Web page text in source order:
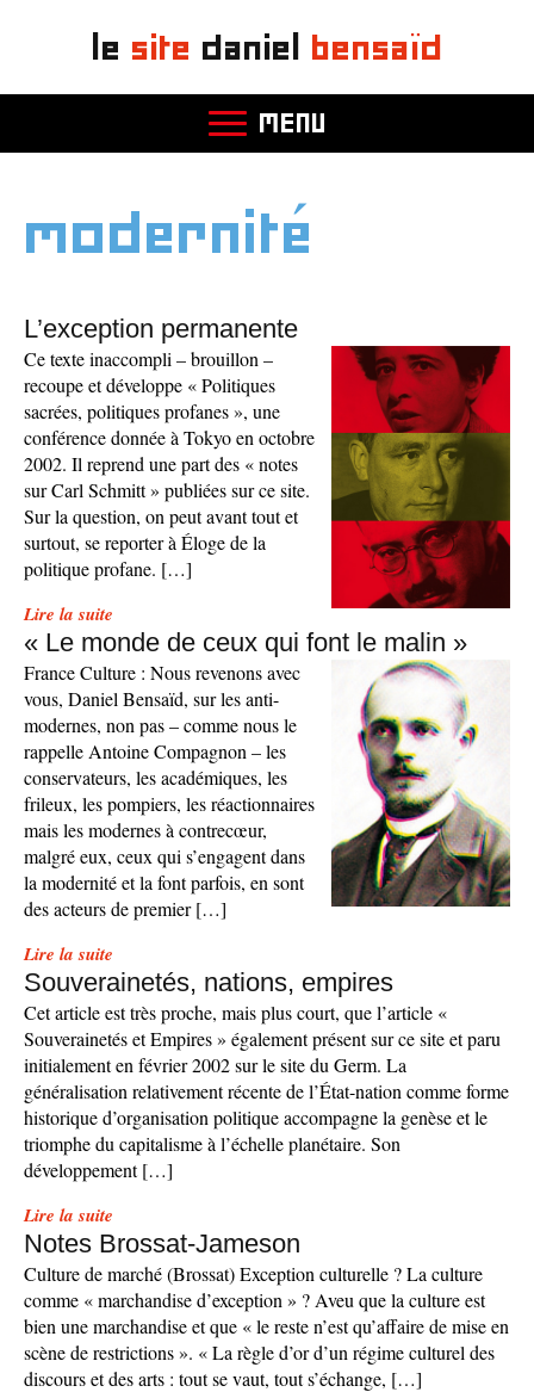
le site daniel bensaïd
MENU
modernité
L’exception permanente
Ce texte inaccompli – brouillon –
recoupe et développe « Politiques
sacrées, politiques profanes », une
conférence donnée à Tokyo en octobre
2002. Il reprend une part des « notes
sur Carl Schmitt » publiées sur ce site.
Sur la question, on peut avant tout et
surtout, se reporter à Éloge de la
politique profane. […]
Lire la suite
« Le monde de ceux qui font le malin »
France Culture : Nous revenons avec
vous, Daniel Bensaïd, sur les anti-
modernes, non pas – comme nous le
rappelle Antoine Compagnon – les
conservateurs, les académiques, les
frileux, les pompiers, les réactionnaires
mais les modernes à contrecœur,
malgré eux, ceux qui s’engagent dans
la modernité et la font parfois, en sont
des acteurs de premier […]
Lire la suite
Souverainetés, nations, empires
Cet article est très proche, mais plus court, que l’article «
Souverainetés et Empires » également présent sur ce site et paru
initialement en février 2002 sur le site du Germ. La
généralisation relativement récente de l’État-nation comme forme
historique d’organisation politique accompagne la genèse et le
triomphe du capitalisme à l’échelle planétaire. Son
développement […]
Lire la suite
Notes Brossat-Jameson
Culture de marché (Brossat) Exception culturelle ? La culture
comme « marchandise d’exception » ? Aveu que la culture est
bien une marchandise et que « le reste n’est qu’affaire de mise en
scène de restrictions ». « La règle d’or d’un régime culturel des
discours et des arts : tout se vaut, tout s’échange, […]